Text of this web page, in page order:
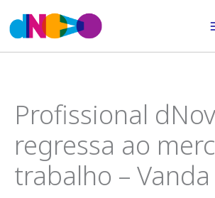
to
content
Profissional
regressa ao
trabalho –